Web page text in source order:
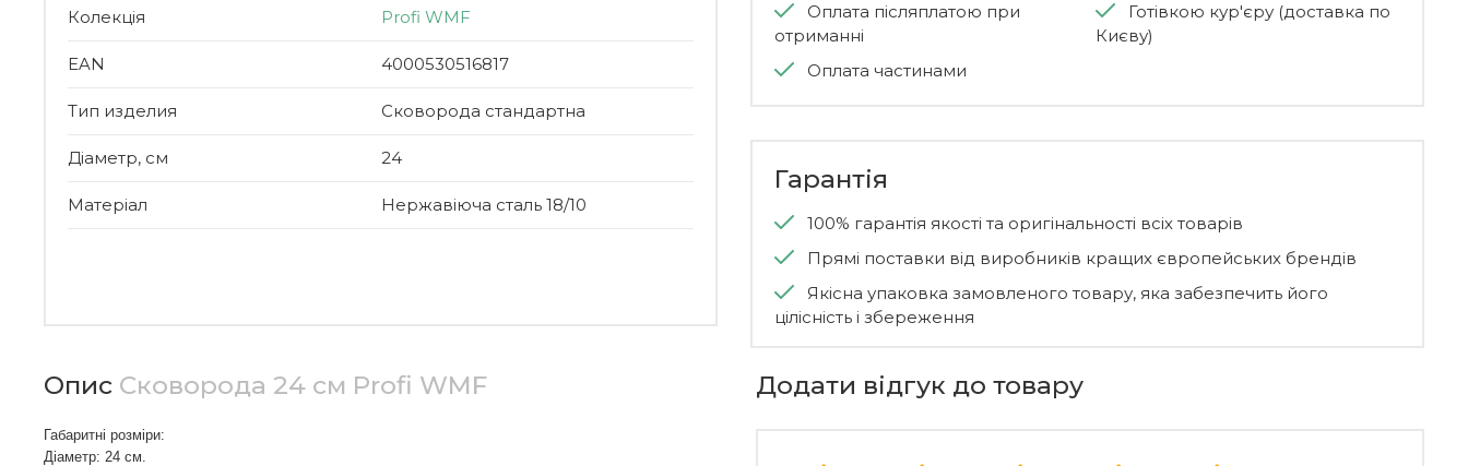
Колекція Profi WMF
EAN 4000530516817
Тип изделия Сковорода стандартна
Діаметр, см 24
Матеріал Нержавіюча сталь 18/10
Оплата післяплатою при
отриманні
Оплата частинами
Готівкою кур'єру (доставка по
Києву)
Гарантія
100% гарантія якості та оригінальності всіх товарів
Прямі поставки від виробників кращих європейських брендів
Якісна упаковка замовленого товару, яка забезпечить його
цілісність і збереження
Опис Сковорода 24 см Profi WMF
Габаритні розміри:
Діаметр: 24 см.
Додати відгук до товару